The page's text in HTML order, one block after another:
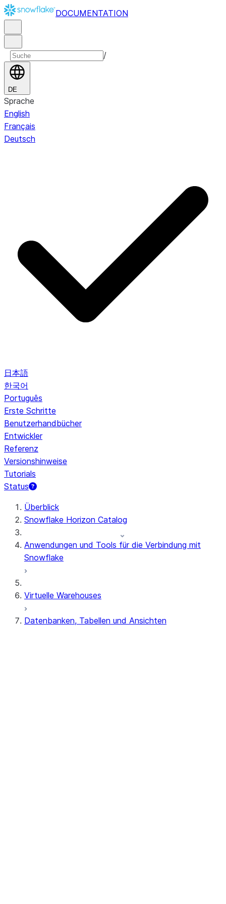
DOCUMENTATION
/
DE
Sprache
English
Français
Deutsch
日本語
한국어
Português
Erste Schritte
Benutzerhandbücher
Entwickler
Referenz
Versionshinweise
Tutorials
Status
Überblick
Snowflake Horizon Catalog
Anwendungen und Tools für die Verbindung mit
Snowflake
Virtuelle Warehouses
Datenbanken, Tabellen und Ansichten